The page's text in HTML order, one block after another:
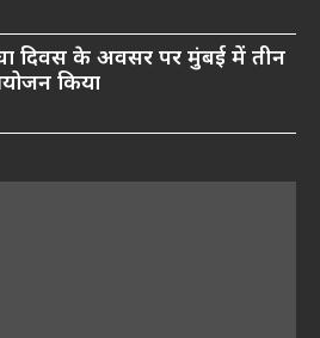
दिवस के अवसर पर मुंबई में तीन
किया